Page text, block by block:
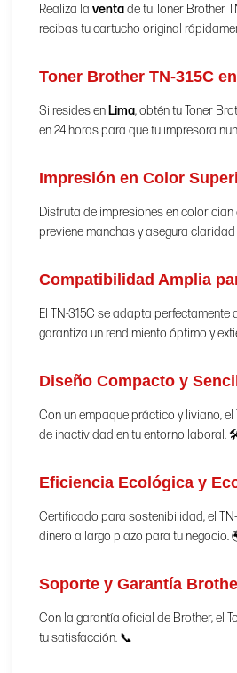
Realiza la ventade tu Toner Brother
recibas tu cartucho original
Toner Brother TN-315C
Si resides en Lima, obtén tu Toner
en 24 horas para que tu impresora
Impresión en Color
Disfruta de impresiones en color
previene manchas y asegura
Compatibilidad Amplia
El TN-315C se adapta
garantiza un rendimiento óptimo y
Diseño Compacto y
Con un empaque práctico y liviano,
de inactividad en tu entorno laboral.
Eficiencia Ecológica y
Certificado para sostenibilidad, el
dinero a largo plazo para tu negocio.
Soporte y Garantía
Con la garantía oficial de Brother, el
tu satisfacción. 📞